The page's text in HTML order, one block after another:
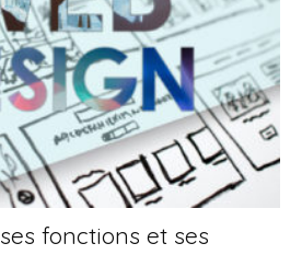
fonctions et ses